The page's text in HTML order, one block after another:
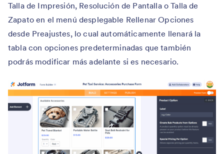
Talla de Impresión, Resolución de Pantalla o Talla de
Zapato en el menú desplegable Rellenar Opciones
desde Preajustes, lo cual automáticamente llenará la
tabla con opciones predeterminadas que también
podrás modificar más adelante si es necesario.